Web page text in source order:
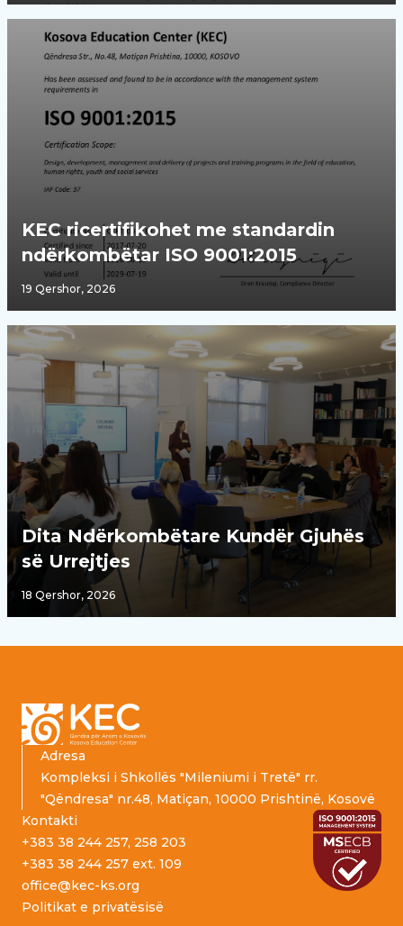
KEC ricertifikohet me standardin
ndërkombëtar ISO 9001:2015
19 Qershor, 2026
Dita Ndërkombëtare Kundër Gjuhës
së Urrejtjes
18 Qershor, 2026
Adresa
Kompleksi i Shkollës "Mileniumi i Tretë" rr.
"Qëndresa" nr.48, Matiçan, 10000 Prishtinë, Kosovë
Kontakti
+383 38 244 257, 258 203
+383 38 244 257 ext. 109
office@kec-ks.org
Politikat e privatësisë